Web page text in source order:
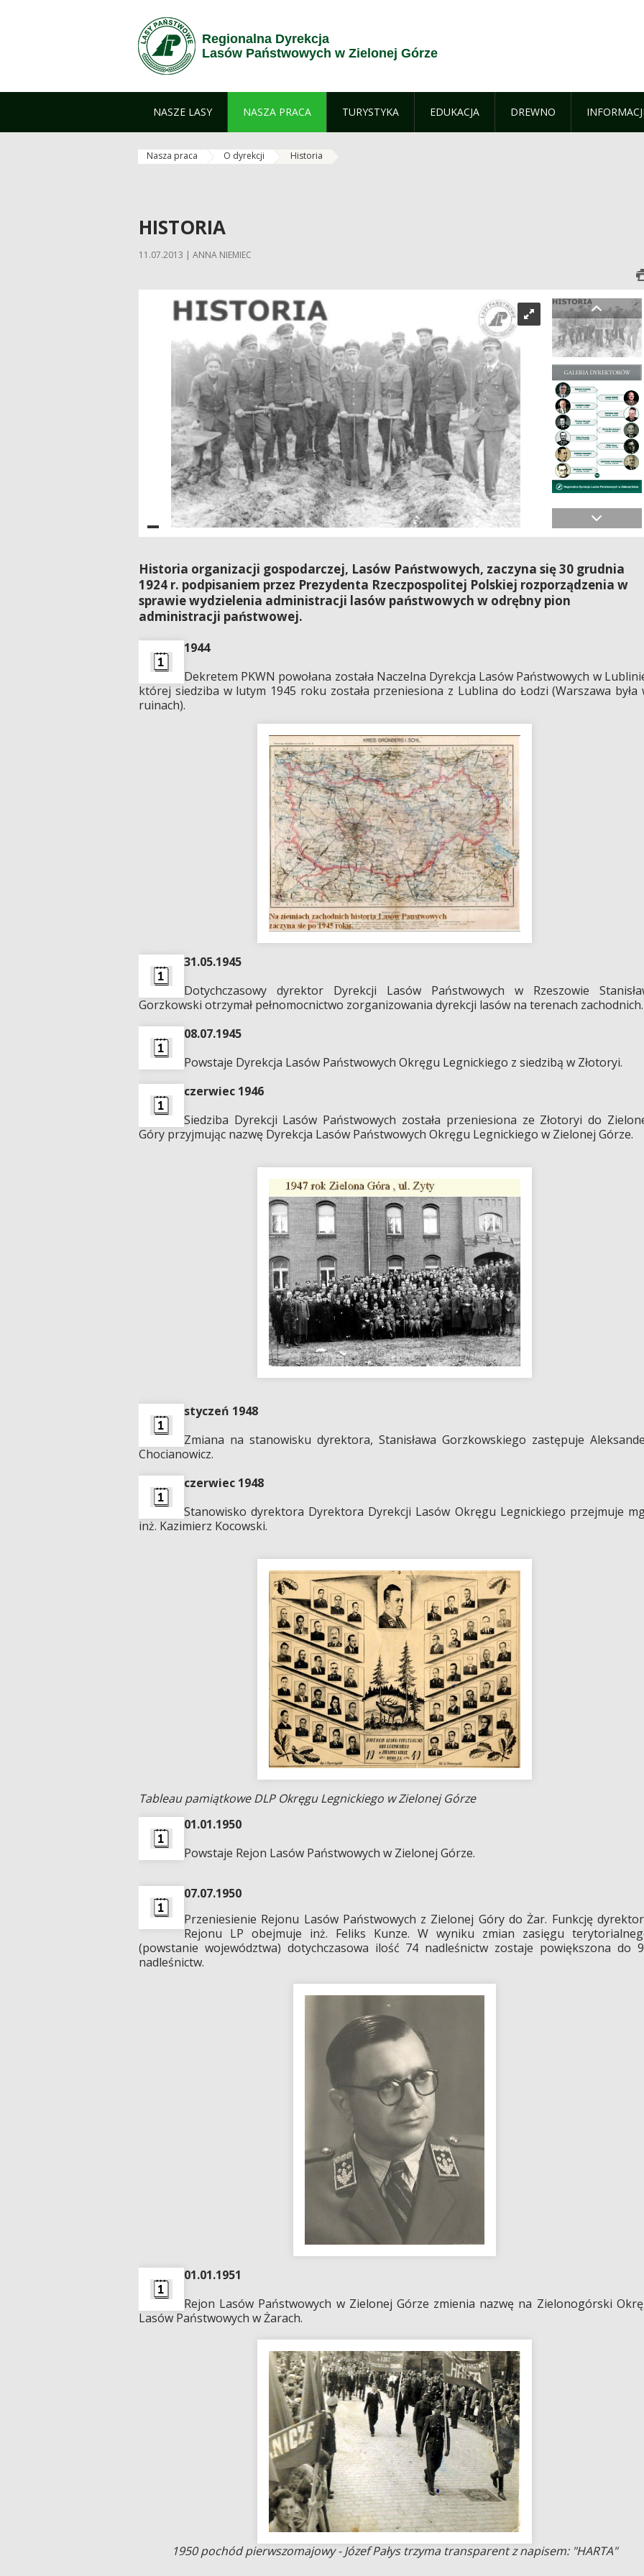
Regionalna Dyrekcja
Lasów Państwowych w Zielonej Górze
NASZE LASY NASZA PRACA TURYSTYKA EDUKACJA DREWNO
Nasza praca O dyrekcji Historia
HISTORIA
11.07.2013 | ANNA NIEMIEC
Historia organizacji gospodarczej, Lasów Państwowych, zaczyna się 30 grudnia
1924 r. podpisaniem przez Prezydenta Rzeczpospolitej Polskiej rozporządzenia w
sprawie wydzielenia administracji lasów państwowych w odrębny pion
administracji państwowej.
1944
Dekretem PKWN powołana została Naczelna Dyrekcja Lasów Państwowych w
której siedziba w lutym 1945 roku została przeniesiona z Lublina do Łodzi (Warszawa była
ruinach).
31.05.1945
Dotychczasowy dyrektor Dyrekcji Lasów Państwowych w Rzeszowie
Gorzkowski otrzymał pełnomocnictwo zorganizowania dyrekcji lasów na terenach zachodnich.
08.07.1945
Powstaje Dyrekcja Lasów Państwowych Okręgu Legnickiego z siedzibą w Złotoryi.
czerwiec 1946
Siedziba Dyrekcji Lasów Państwowych została przeniesiona ze Złotoryi do
Góry przyjmując nazwę Dyrekcja Lasów Państwowych Okręgu Legnickiego w Zielonej Górze.
styczeń 1948
Zmiana na stanowisku dyrektora, Stanisława Gorzkowskiego zastępuje
Chocianowicz.
czerwiec 1948
Stanowisko dyrektora Dyrektora Dyrekcji Lasów Okręgu Legnickiego przejmuje
inż. Kazimierz Kocowski.
Tableau pamiątkowe DLP Okręgu Legnickiego w Zielonej Górze
01.01.1950
Powstaje Rejon Lasów Państwowych w Zielonej Górze.
07.07.1950
Przeniesienie Rejonu Lasów Państwowych z Zielonej Góry do Żar. Funkcję
Rejonu LP obejmuje inż. Feliks Kunze. W wyniku zmian zasięgu
(powstanie województwa) dotychczasowa ilość 74 nadleśnictw zostaje powiększona do
nadleśnictw.
01.01.1951
Rejon Lasów Państwowych w Zielonej Górze zmienia nazwę na Zielonogórski
Lasów Państwowych w Żarach.
1950 pochód pierwszomajowy - Józef Pałys trzyma transparent z napisem: "HARTA"